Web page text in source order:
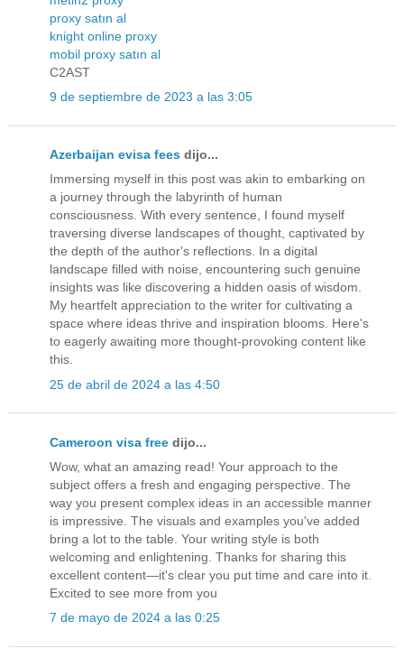
proxy satın al
knight online proxy
mobil proxy satın al
C2AST
9 de septiembre de 2023 a las 3:05
Azerbaijan evisa fees dijo...
Immersing myself in this post was akin to embarking on
a journey through the labyrinth of human
consciousness. With every sentence, I found myself
traversing diverse landscapes of thought, captivated by
the depth of the author's reflections. In a digital
landscape filled with noise, encountering such genuine
insights was like discovering a hidden oasis of wisdom.
My heartfelt appreciation to the writer for cultivating a
space where ideas thrive and inspiration blooms. Here's
to eagerly awaiting more thought-provoking content like
this.
25 de abril de 2024 a las 4:50
Cameroon visa free dijo...
Wow, what an amazing read! Your approach to the
subject offers a fresh and engaging perspective. The
way you present complex ideas in an accessible manner
is impressive. The visuals and examples you've added
bring a lot to the table. Your writing style is both
welcoming and enlightening. Thanks for sharing this
excellent content—it's clear you put time and care into it.
Excited to see more from you
7 de mayo de 2024 a las 0:25